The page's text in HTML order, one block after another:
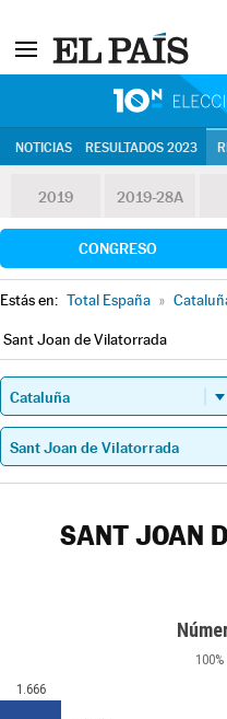
NOTICIAS RESULTADOS 2023
2019 2019-28A
CONGRESO
Estás en: Total España »
Sant Joan de Vilatorrada
SANT JOAN
100%
1.666